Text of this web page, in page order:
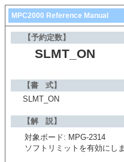
MPC2000 Reference Manual
【予約定数】
SLMT_ON
【書 式】
SLMT_ON
【解 説】
対象ボード: MPG-2314
ソフトリミットを有効にしま